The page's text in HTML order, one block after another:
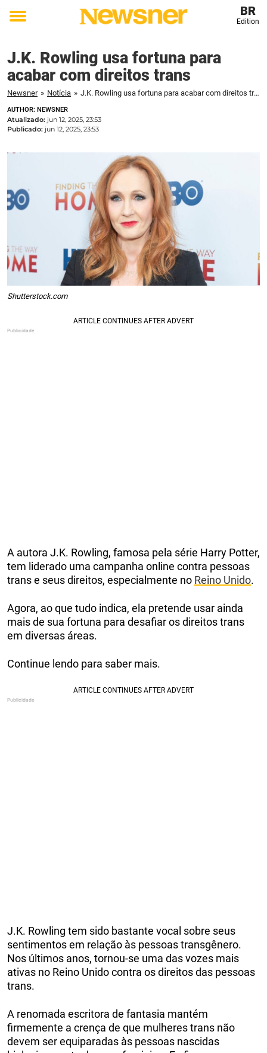
Toggle
BR
Edition
J.K. Rowling usa fortuna para
acabar com direitos trans
Newsner » Notícia » J.K. Rowling usa fortuna para acabar com direitos trans
AUTHOR: NEWSNER
Atualizado: jun 12, 2025, 23:53
Publicado: jun 12, 2025, 23:53
Shutterstock.com
A autora J.K. Rowling, famosa pela série Harry Potter,
tem liderado uma campanha online contra pessoas
trans e seus direitos, especialmente no Reino Unido.
Agora, ao que tudo indica, ela pretende usar ainda
mais de sua fortuna para desafiar os direitos trans
em diversas áreas.
Continue lendo para saber mais.
J.K. Rowling tem sido bastante vocal sobre seus
sentimentos em relação às pessoas transgênero.
Nos últimos anos, tornou-se uma das vozes mais
ativas no Reino Unido contra os direitos das pessoas
trans.
A renomada escritora de fantasia mantém
firmemente a crença de que mulheres trans não
devem ser equiparadas às pessoas nascidas